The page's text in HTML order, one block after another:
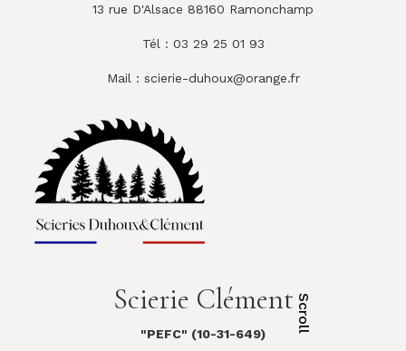
Scroll
13 rue D'Alsace 88160 Ramonchamp
Tél : 03 29 25 01 93
Mail : scierie-duhoux@orange.fr
Scierie Clément
"PEFC" (10-31-649)